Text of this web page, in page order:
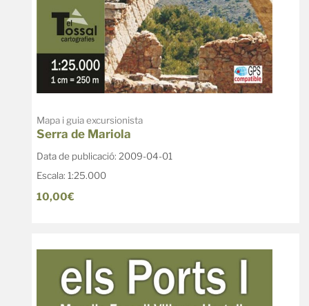
Mapa i guia excursionista
Serra de Mariola
Data de publicació: 2009-04-01
Escala: 1:25.000
10,00€